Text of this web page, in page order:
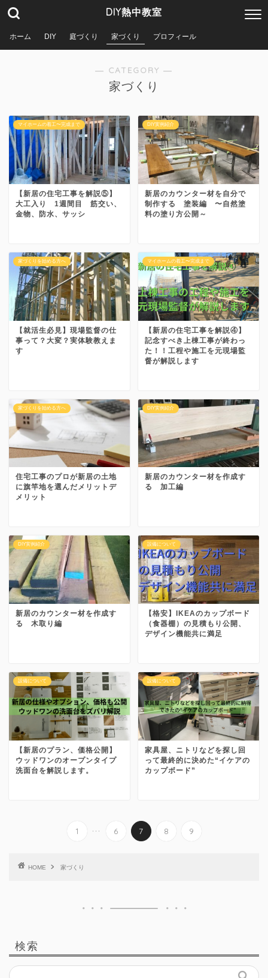
DIY熱中教室
ホーム DIY 庭づくり 家づくり プロフィール
― CATEGORY ―
家づくり
マイホームの着工〜完成まで
【新居の住宅工事を解説⑤】
大工入り 1週間目 筋交い、
金物、防水、サッシ
DIY実例紹介
新居のカウンター材を自分で
制作する 塗装編 〜自然塗
料の塗り方公開～
家づくりを始める方へ
【就活生必見】現場監督の仕
事って？大変？実体験教えま
す
マイホームの着工〜完成まで
【新居の住宅工事を解説④】
記念すべき上棟工事が終わっ
た！！工程や施工を元現場監
督が解説します
家づくりを始める方へ
住宅工事のプロが新居の土地
に旗竿地を選んだメリットデ
メリット
DIY実例紹介
新居のカウンター材を作成す
る 加工編
DIY実例紹介
新居のカウンター材を作成す
る 木取り編
設備について
【格安】IKEAのカップボード
（食器棚）の見積もり公開、
デザイン機能共に満足
設備について
【新居のプラン、価格公開】
ウッドワンのオープンタイプ
洗面台を解説します。
設備について
家具屋、ニトリなどを探し回
って最終的に決めた“イケアの
カップボード”
1 ... 6 7 8 9
HOME 家づくり
検索